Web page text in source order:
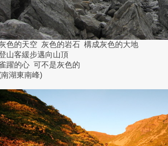
色的天空 灰色的岩石 構成灰色的大地
山客緩步邁向山頂
躍的心 可不是灰色的
南湖東南峰)